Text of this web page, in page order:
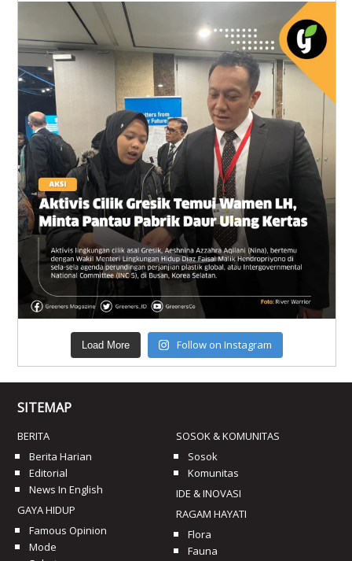
Load More Follow on Instagram
SITEMAP
BERITA
Berita Harian
Editorial
News In English
GAYA HIDUP
Famous Opinion
Mode
SOSOK & KOMUNITAS
Sosok
Komunitas
IDE & INOVASI
RAGAM HAYATI
Flora
Fauna